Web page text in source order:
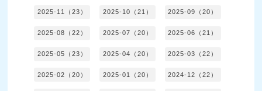
2025-11（23） 2025-10（21） 2025-09（20）
2025-08（22） 2025-07（20） 2025-06（21）
2025-05（23） 2025-04（20） 2025-03（22）
2025-02（20） 2025-01（20） 2024-12（22）